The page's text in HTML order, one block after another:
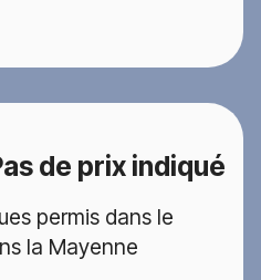
de prix indiqué
permis dans le
la Mayenne